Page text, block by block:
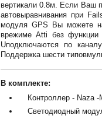
вертикали 0.8м. Если Ваш
автовыравнивания при
модуля GPS Вы можете
врежиме Atti без
Uподключаются по
Поддержка шести
В комплекте:
Контроллер - Naza -
Светодиодный